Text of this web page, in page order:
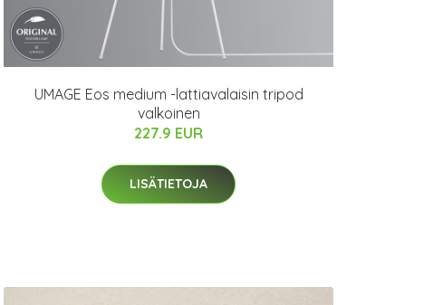
UMAGE Eos medium -lattiavalaisin tripod
valkoinen
227.9 EUR
LISÄTIETOJA